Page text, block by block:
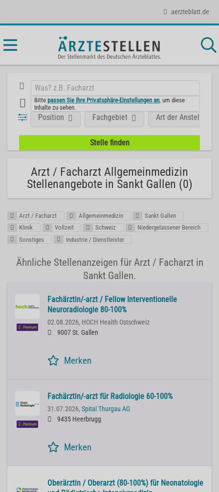
aerzteblatt.de
Bittepassen Sie Ihre Privatsphäre-Einstellungen an , um diese
Inhalte zu sehen.
Position Fachgebiet Art der Anstellung
Arzt / Facharzt Allgemeinmedizin
Stellenangebote in Sankt Gallen (0)
Arzt / Facharzt Allgemeinmedizin
Sankt Gallen
Klinik
Vollzeit Schweiz
Niedergelassener Bereich
Sonstiges
Industrie / Dienstleister
Ähnliche Stellenanzeigen für Arzt / Facharzt in
Sankt Gallen.
Premium
Fachärztin/-arzt / Fellow Interventionelle
Neuroradiologie 80-100%
02.08.2026, HOCH Health Ostschweiz
9007 St. Gallen
Merken
Premium
Fachärztin/-arzt für Radiologie 60-100%
31.07.2026, Spital Thurgau AG
9435 Heerbrugg
Merken
Oberärztin / Oberarzt (80-100%) für Neonatologie